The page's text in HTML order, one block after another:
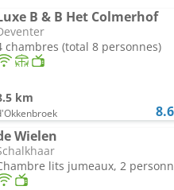
B & B Het Colmerhof
chambres (total 8 personnes)
km
8.6
Wielen
lits jumeaux, 2